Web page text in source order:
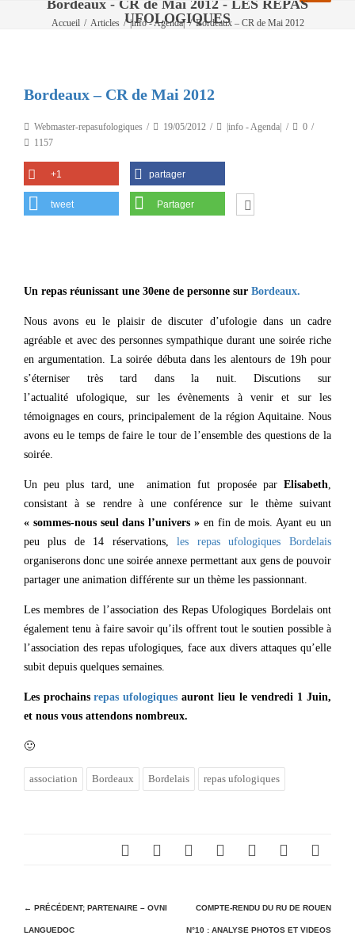
Bordeaux - CR de Mai 2012 - LES REPAS
UFOLOGIQUES
Accueil / Articles / |info - Agenda| / Bordeaux – CR de Mai 2012
Bordeaux – CR de Mai 2012
Webmaster-repasufologiques 19/05/2012 |info - Agenda|
0
1157
+1 partager
tweet Partager
Un repas réunissant une 30ene de personne sur Bordeaux.
Nous avons eu le plaisir de discuter d’ufologie dans un cadre
agréable et avec des personnes sympathique durant une soirée riche
en argumentation. La soirée débuta dans les alentours de 19h pour
s’éterniser très tard dans la nuit. Discutions sur
l’actualité ufologique, sur les évènements à venir et sur les
témoignages en cours, principalement de la région Aquitaine. Nous
avons eu le temps de faire le tour de l’ensemble des questions de la
soirée.
Un peu plus tard, une animation fut proposée par Elisabeth,
consistant à se rendre à une conférence sur le thème suivant
« sommes-nous seul dans l’univers » en fin de mois. Ayant eu un
peu plus de 14 réservations, les repas ufologiques Bordelais
organiserons donc une soirée annexe permettant aux gens de pouvoir
partager une animation différente sur un thème les passionnant.
Les membres de l’association des Repas Ufologiques Bordelais ont
également tenu à faire savoir qu’ils offrent tout le soutien possible à
l’association des repas ufologiques, face aux divers attaques qu’elle
subit depuis quelques semaines.
Les prochains repas ufologiques auront lieu le vendredi 1 Juin,
et nous vous attendons nombreux.
🙂
association Bordeaux Bordelais repas ufologiques
N
a
← PRÉCÉDENT; PARTENAIRE – OVNI
LANGUEDOC
COMPTE-RENDU DU RU DE ROUEN
N°10 : ANALYSE PHOTOS ET VIDEOS